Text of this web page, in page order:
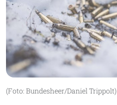
(Foto: Bundesheer/Daniel Trippolt)